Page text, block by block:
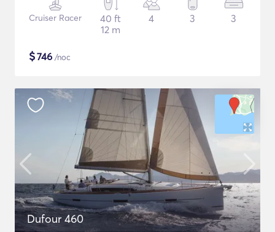
Cruiser Racer
40 ft
12 m
4 3 3
$746 /noc
Dufour 460